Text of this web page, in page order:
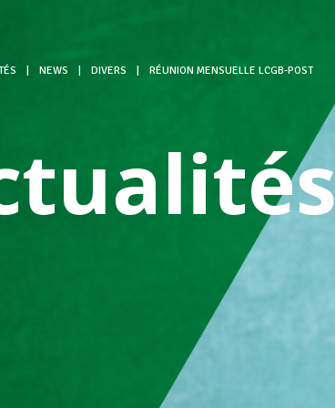
NEWS DIVERS RÉUNION MENSUELLE LCGB-POST